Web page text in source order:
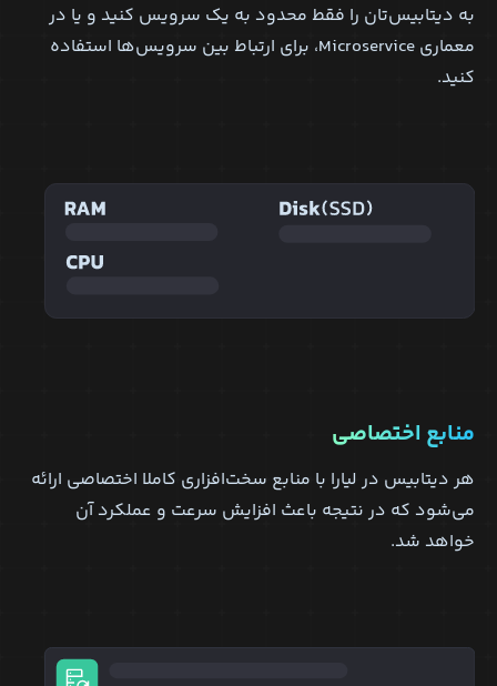
به دیتابیس‌تان را فقط محدود به یک سرویس کنید و یا در
معماری Microservice، برای ارتباط بین سرویس‌ها استفاده
کنید.
منابع اختصاصی
هر دیتابیس در لیارا با منابع سخت‌افزاری کاملا اختصاصی ارائه
می‌شود که در نتیجه باعث افزایش سرعت و عملکرد آن
خواهد شد.